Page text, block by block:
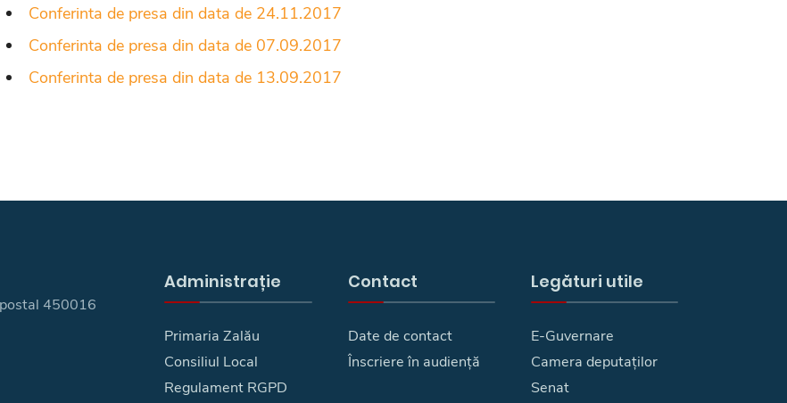
Conferinta de presa din data de 24.11.2017
Conferinta de presa din data de 07.09.2017
Conferinta de presa din data de 13.09.2017
450016
Administrație
Primaria Zalău
Consiliul Local
Regulament RGPD
Contact
Date de contact
Înscriere în audiență
Legături utile
E-Guvernare
Camera deputaților
Senat